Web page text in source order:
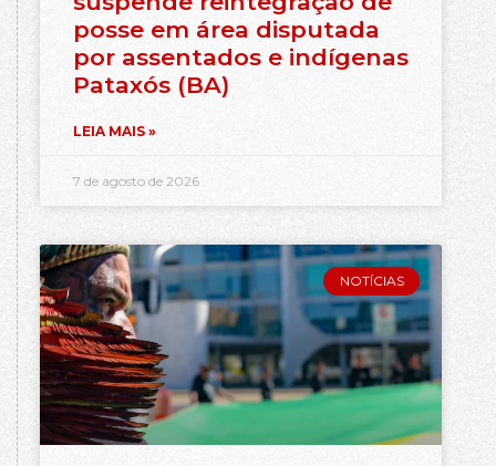
posse em área disputada
por assentados e indígenas
Pataxós (BA)
LEIA MAIS »
7 de agosto de 2026
NOTÍCIAS